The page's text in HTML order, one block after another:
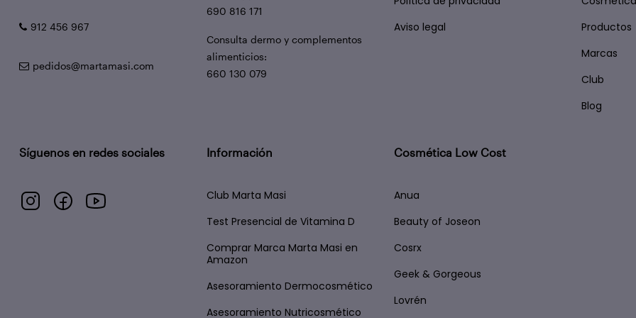
912 456 967
pedidos@martamasi.com
690 816 171
Consulta dermo y complementos
alimenticios:
660 130 079
Aviso legal
Productos
Marcas
Club
Blog
Síguenos en redes sociales Información
Club Marta Masi
Test Presencial de Vitamina D
Comprar Marca Marta Masi en
Amazon
Asesoramiento Dermocosmético
Asesoramiento Nutricosmético
Cosmética Low Cost
Anua
Beauty of Joseon
Cosrx
Geek & Gorgeous
Lovrén